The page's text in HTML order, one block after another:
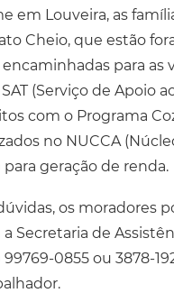
em Louveira, as
Cheio, que estão
para as
(Serviço de Apoio
com o Programa
no NUCCA
para geração de renda.
os moradores
Secretaria de
99769-0855 ou 3878-